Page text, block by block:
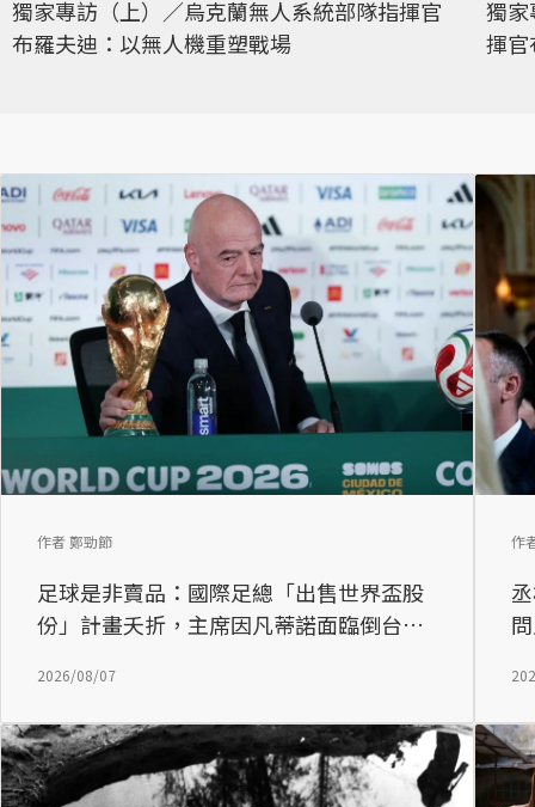
獨家專訪（上）／烏克蘭無人系統部隊指揮官
布羅夫迪：以無人機重塑戰場
獨
揮
足球是非賣品：國際足總「出售世界盃股
份」計畫夭折，主席因凡蒂諾面臨倒台危
作者 鄭勁節
2026/08/07
作